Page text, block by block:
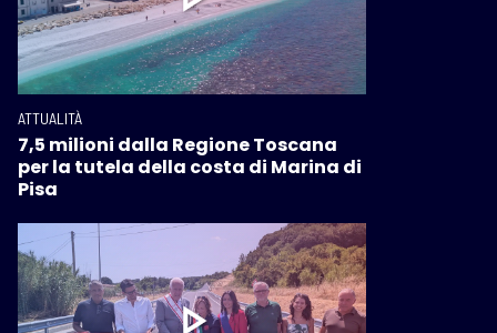
ATTUALITÀ
7,5 milioni dalla Regione Toscana
per la tutela della costa di Marina di
Pisa